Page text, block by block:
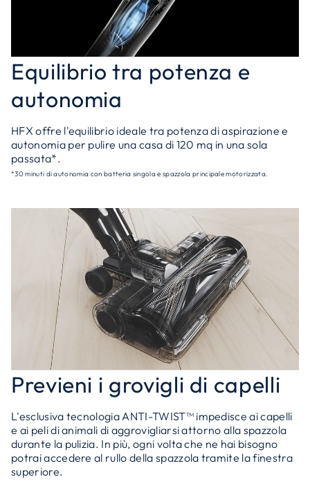
Equilibrio tra potenza e
autonomia
HFX offre l'equilibrio ideale tra potenza di aspirazione e
autonomia per pulire una casa di 120 mq in una sola
passata*.
*30 minuti di autonomia con batteria singola e spazzola principale motorizzata.
Previeni i grovigli di capelli
L'esclusiva tecnologia ANTI-TWIST™ impedisce ai capelli
e ai peli di animali di aggrovigliarsi attorno alla spazzola
durante la pulizia. In più, ogni volta che ne hai bisogno
potrai accedere al rullo della spazzola tramite la finestra
superiore.